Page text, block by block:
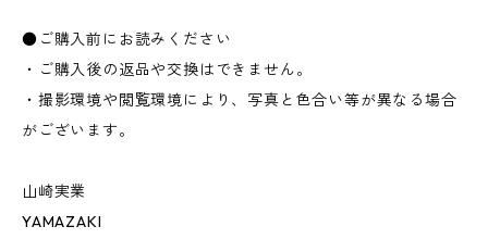
●ご購入前にお読みください
・ご購入後の返品や交換はできません。
・撮影環境や閲覧環境により、写真と色合い等が異なる場合
がございます。
山崎実業
YAMAZAKI